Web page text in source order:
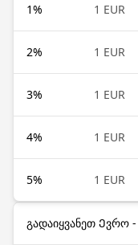
1% 1 EUR
2% 1 EUR
3% 1 EUR
4% 1 EUR
5% 1 EUR
გადაიყვანეთ Ევრო